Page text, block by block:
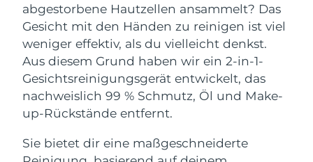
abgestorbene Hautzellen ansammelt? Das
Gesicht mit den Händen zu reinigen ist viel
weniger effektiv, als du vielleicht denkst.
Aus diesem Grund haben wir ein 2-in-1-
Gesichtsreinigungsgerät entwickelt, das
nachweislich 99 % Schmutz, Öl und Make-
up-Rückstände entfernt.
Sie bietet dir eine maßgeschneiderte
LUNA™ 4 Plus
Massage, LED heating
LUNA™ 4 Men
For men, anti-aging massage
BEAR™ 2 go
Microcurrent toning on-the-go
BEAR™ 2 eyes & lips
Microcurrent line smoothing device
Hydratisierung
UFO™ 3 Set
Deep facial hydration
UFO™ 3 LED
device
Mundpflege
issa™ 4
Hybrid silicone sonic toothbrush
issa™ 4 plus
FAQ™ ANTI-AGING-BEHANDLUNG
Anti-aging LED-Behandlungen
NEW
Bosnien und
Herzegowina
Erwartete Lieferung8/11/26
Brunei Darussalam Erwartete Lieferung8/13/26
Bulgarien Erwartete Lieferung8/8/26